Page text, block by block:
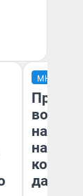
МНЕНИЕ
нам
даже